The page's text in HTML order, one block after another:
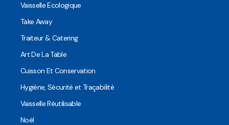
Vaisselle Ecologique
Take Away
Traiteur & Catering
Art De La Table
Cuisson Et Conservation
Hygiène, Sécurité et Traçabilité
Vaisselle Réutilisable
Noël